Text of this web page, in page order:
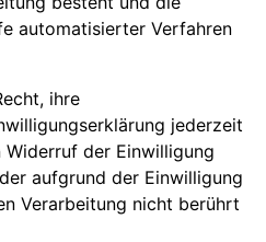
automatisierter Verfahren
ihre
jederzeit
der Einwilligung
aufgrund der Einwilligung
Verarbeitung nicht berührt